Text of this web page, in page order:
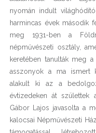
nyomán indult
harmincas évek második
meg 1931-ben a
népművészeti osztály,
keretében tanulták meg
asszonyok a ma ismert
alakult ki az a
évtizedeken át születtek
Gábor Lajos javasolta a
kalocsai Népművészeti